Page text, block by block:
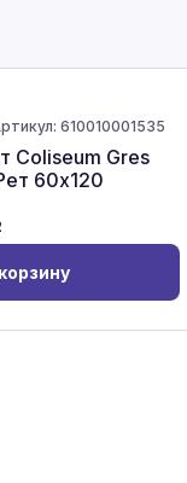
610010001535
Coliseum Gres
60x120